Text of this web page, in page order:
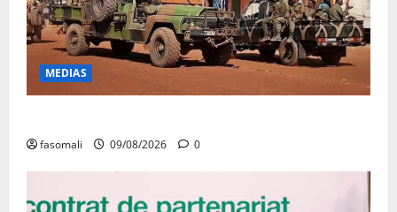
MEDIAS
fasomali 09/08/2026 0